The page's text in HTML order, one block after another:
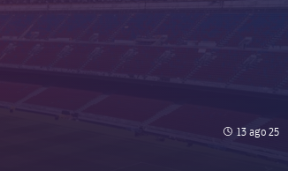
Fecha de
13 ago 25